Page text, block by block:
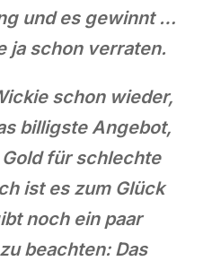
und es gewinnt …
ja schon verraten.
schon wieder,
billigste Angebot,
für schlechte
ist es zum Glück
noch ein paar
beachten: Das